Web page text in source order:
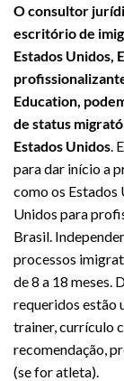
O consultor
escritório de
Estados Unidos,
Education,
de status
Estados Unidos .
para dar início a
como os Estados
Unidos para
Brasil.
processos
de 8 a 18 meses.
requeridos estão
trainer, currículo
recomendação,
(se for atleta).